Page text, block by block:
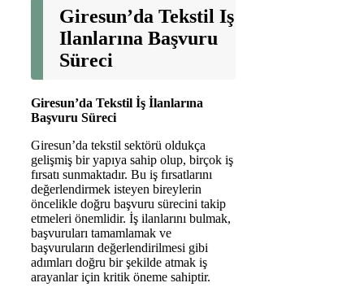
Giresun’da Tekstil Iş
Ilanlarına Başvuru
Süreci
Giresun’da Tekstil İş İlanlarına
Başvuru Süreci
Giresun’da tekstil sektörü oldukça
gelişmiş bir yapıya sahip olup, birçok iş
fırsatı sunmaktadır. Bu iş fırsatlarını
değerlendirmek isteyen bireylerin
öncelikle doğru başvuru sürecini takip
etmeleri önemlidir. İş ilanlarını bulmak,
başvuruları tamamlamak ve
başvuruların değerlendirilmesi gibi
adımları doğru bir şekilde atmak iş
arayanlar için kritik öneme sahiptir.